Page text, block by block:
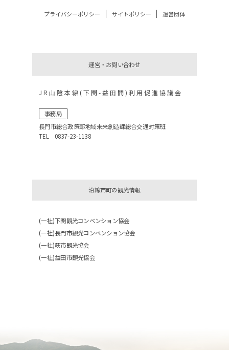
プライバシーポリシー サイトポリシー 運営団体
運営・お問い合わせ
JR山陰本線(下関-益田間)利用促進協議会
事務局
長門市総合政策部地域未来創造課総合交通対策班
TEL 0837-23-1138
沿線市町の観光情報
(一社)下関観光コンベンション協会
(一社)長門市観光コンベンション協会
(一社)萩市観光協会
(一社)益田市観光協会